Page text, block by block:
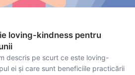
loving-kindness pentru
descris pe scurt ce este loving-
ei și care sunt beneficiile practicării